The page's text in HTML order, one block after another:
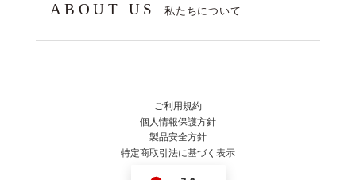
ABOUT US 私たちについて
ご利用規約
個人情報保護方針
製品安全方針
特定商取引法に基づく表示